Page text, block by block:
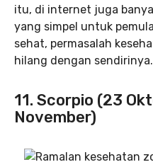
itu, di internet juga
yang simpel untuk
sehat, permasalah
hilang dengan sendirinya.
11. Scorpio (23
November)